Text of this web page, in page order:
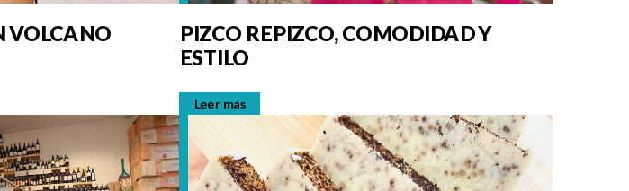
VOLCANO
PIZCO REPIZCO, COMODIDAD Y
ESTILO
Leer más